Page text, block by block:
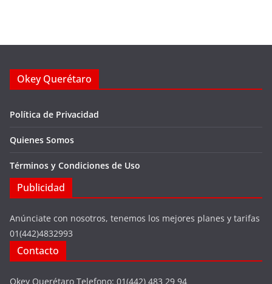
Okey Querétaro
Política de Privacidad
Quienes Somos
Términos y Condiciones de Uso
Publicidad
Anúnciate con nosotros, tenemos los mejores planes y tarifas
01(442)4832993
Contacto
Okey Querétaro Telefono: 01(442) 483 29 94